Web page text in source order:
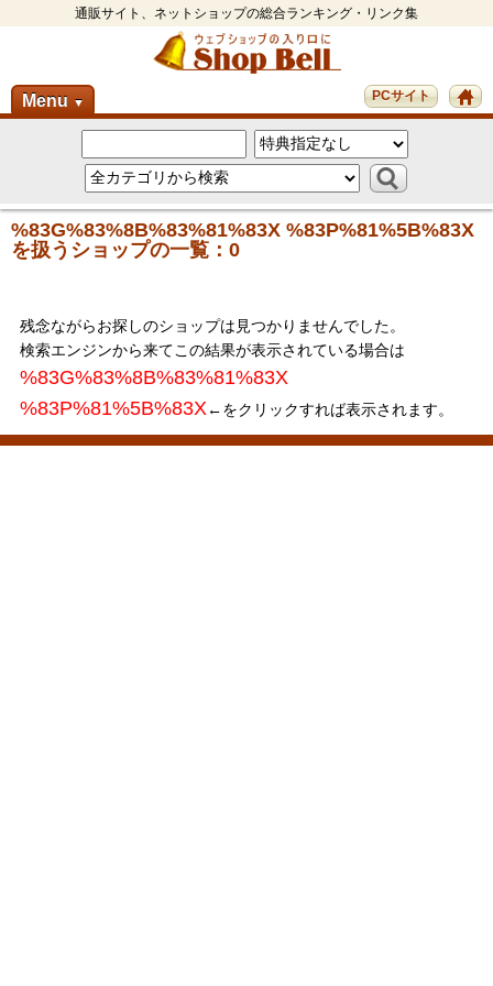
通販サイト、ネットショップの総合ランキング・リンク集
Menu ▼ PCサイト
%83G%83%8B%83%81%83X %83P%81%5B%83X
を扱うショップの一覧：0
残念ながらお探しのショップは見つかりませんでした。
検索エンジンから来てこの結果が表示されている場合は
%83G%83%8B%83%81%83X
%83P%81%5B%83X←をクリックすれば表示されます。